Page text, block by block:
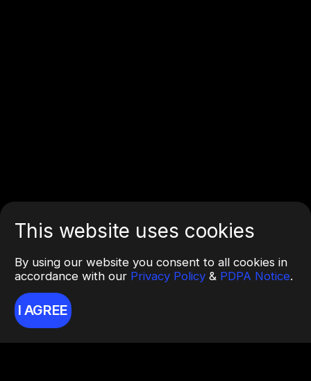
This website uses cookies
By using our website you consent to all cookies in
accordance with our Privacy Policy & PDPA Notice.
I AGREE